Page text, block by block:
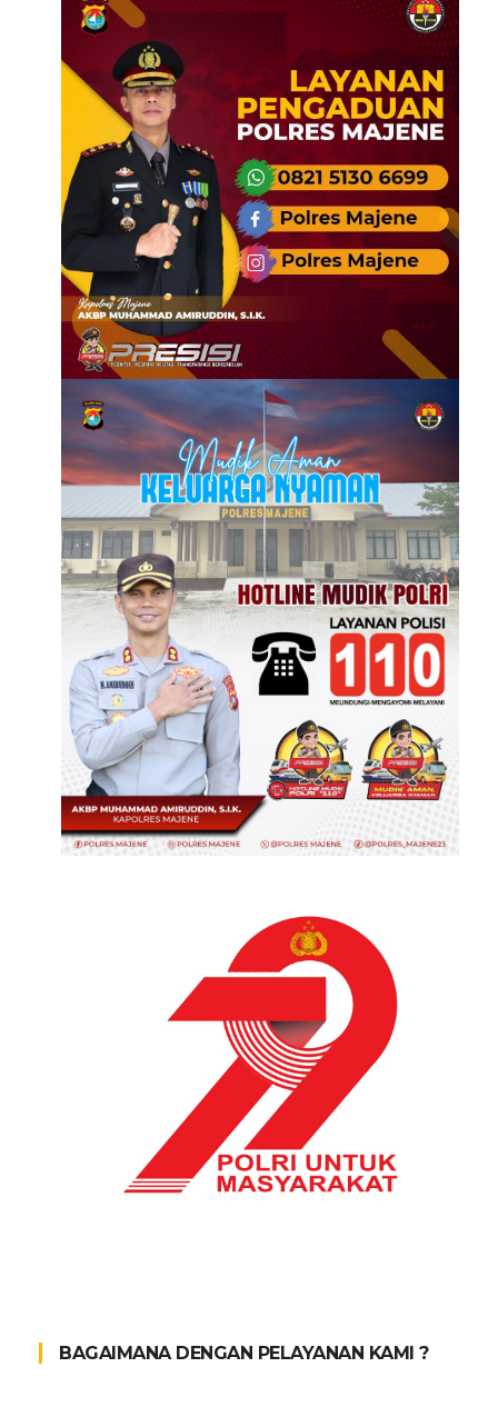
BAGAIMANA DENGAN PELAYANAN KAMI ?